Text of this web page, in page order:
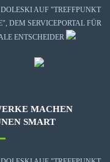
AUF "TREFFPUNKT
DEM SERVICEPORTAL FÜR
ENTSCHEIDER
MACHEN
SMART